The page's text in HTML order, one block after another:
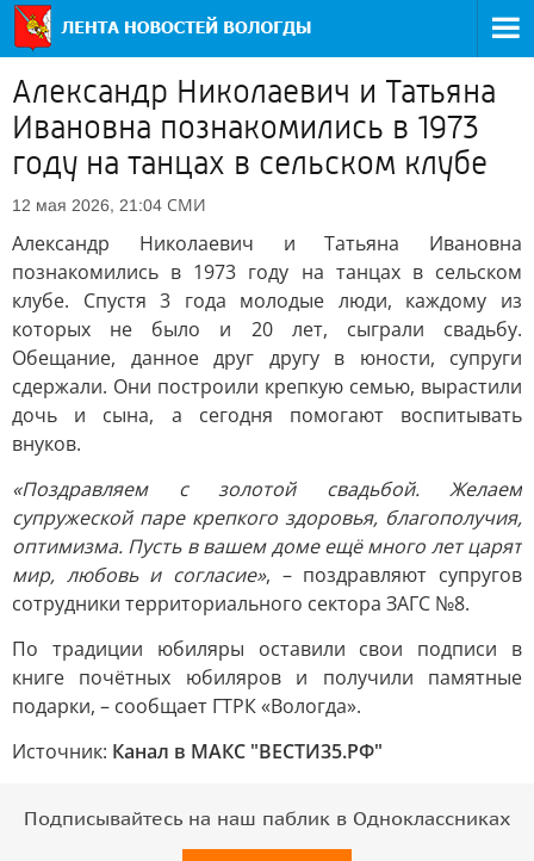
Александр Николаевич и Татьяна
Ивановна познакомились в 1973
году на танцах в сельском клубе
12 мая 2026, 21:04 СМИ
Александр Николаевич и Татьяна Ивановна
познакомились в 1973 году на танцах в сельском
клубе. Спустя 3 года молодые люди, каждому из
которых не было и 20 лет, сыграли свадьбу.
Обещание, данное друг другу в юности, супруги
сдержали. Они построили крепкую семью, вырастили
дочь и сына, а сегодня помогают воспитывать
внуков.
«Поздравляем с золотой свадьбой. Желаем
супружеской паре крепкого здоровья, благополучия,
оптимизма. Пусть в вашем доме ещё много лет царят
мир, любовь и согласие», – поздравляют супругов
сотрудники территориального сектора ЗАГС №8.
По традиции юбиляры оставили свои подписи в
книге почётных юбиляров и получили памятные
подарки, – сообщает ГТРК «Вологда».
Источник: Канал в МАКС "ВЕСТИ35.РФ"
Подписывайтесь на наш паблик в Одноклассниках